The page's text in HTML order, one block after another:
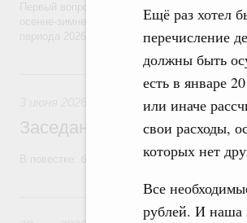
Ещё раз хотел
перечисление
должны быть
есть в январе
или иначе
свои расходы,
которых нет
Все
рублей. И наша
Первый вопрос повестки – об итогах
осенне-зимнего периода 2025–2026 годов и
периода 2026–2027 годов.
3
Заседание
В повестке: бюджетные ассигнования.
28